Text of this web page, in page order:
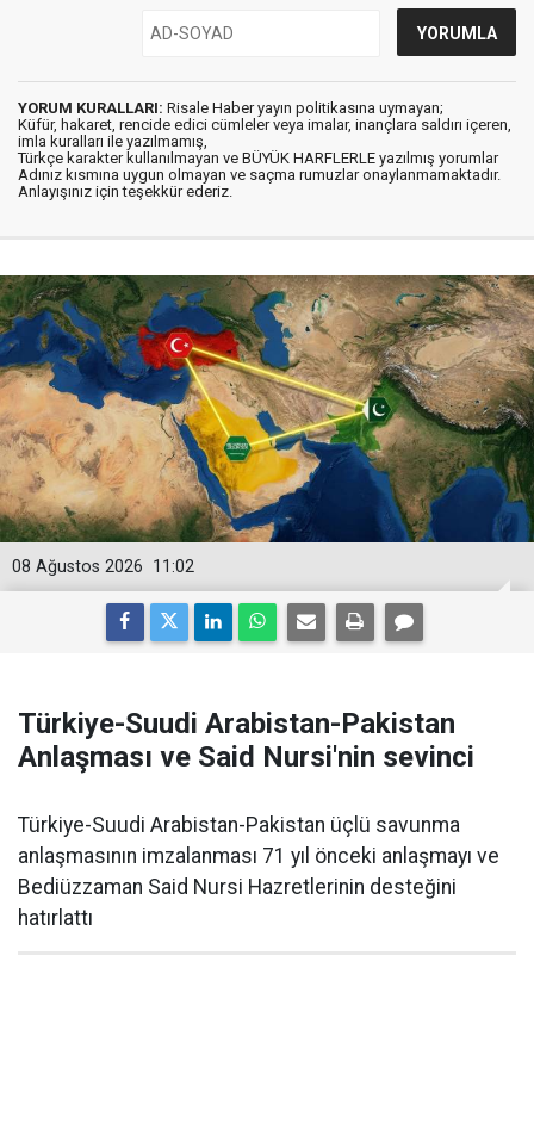
YORUM KURALLARI: Risale Haber yayın politikasına uymayan;
Küfür, hakaret, rencide edici cümleler veya imalar, inançlara saldırı içeren,
imla kuralları ile yazılmamış,
Türkçe karakter kullanılmayan ve BÜYÜK HARFLERLE yazılmış yorumlar
Adınız kısmına uygun olmayan ve saçma rumuzlar onaylanmamaktadır.
Anlayışınız için teşekkür ederiz.
11:02
08 Ağustos 2026
Türkiye-Suudi Arabistan-Pakistan
Anlaşması ve Said Nursi'nin sevinci
Türkiye-Suudi Arabistan-Pakistan üçlü savunma
anlaşmasının imzalanması 71 yıl önceki anlaşmayı ve
Bediüzzaman Said Nursi Hazretlerinin desteğini
hatırlattı